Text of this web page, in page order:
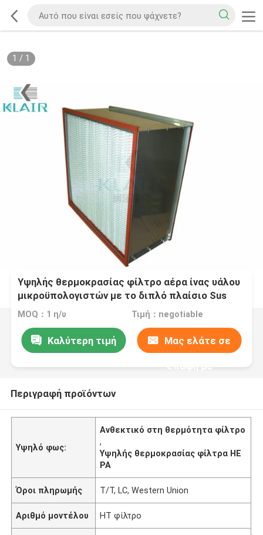
1 / 1
Υψηλής θερμοκρασίας φίλτρο αέρα ίνας υάλου
μικροϋπολογιστών με το διπλό πλαίσιο Sus
επιγραφών
MOQ：1 η/υ Τιμή：negotiable
Καλύτερη τιμή Μας ελάτε σε
επαφή με
Περιγραφή προϊόντων
Υψηλό φως:
Ανθεκτικό στη θερμότητα φίλτρο
,
Υψηλής θερμοκρασίας φίλτρα HE
PA
Όροι πληρωμής T/T, LC, Western Union
Αριθμό μοντέλου HT φίλτρο